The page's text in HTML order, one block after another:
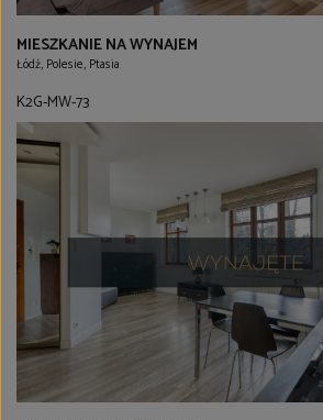
MIESZKANIE NA WYNAJEM
Łódź, Polesie, Ptasia
K2G-MW-73